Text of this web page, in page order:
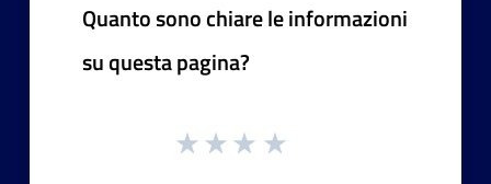
Quanto sono chiare le informazioni
su questa pagina?